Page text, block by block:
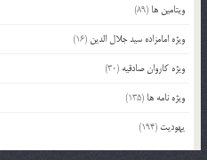
ویتامین ها (89)
ویژه امامزاده سید جلال الدین (16)
ویژه کاروان صادقیه (30)
ویژه نامه ها (135)
یهودیت (194)